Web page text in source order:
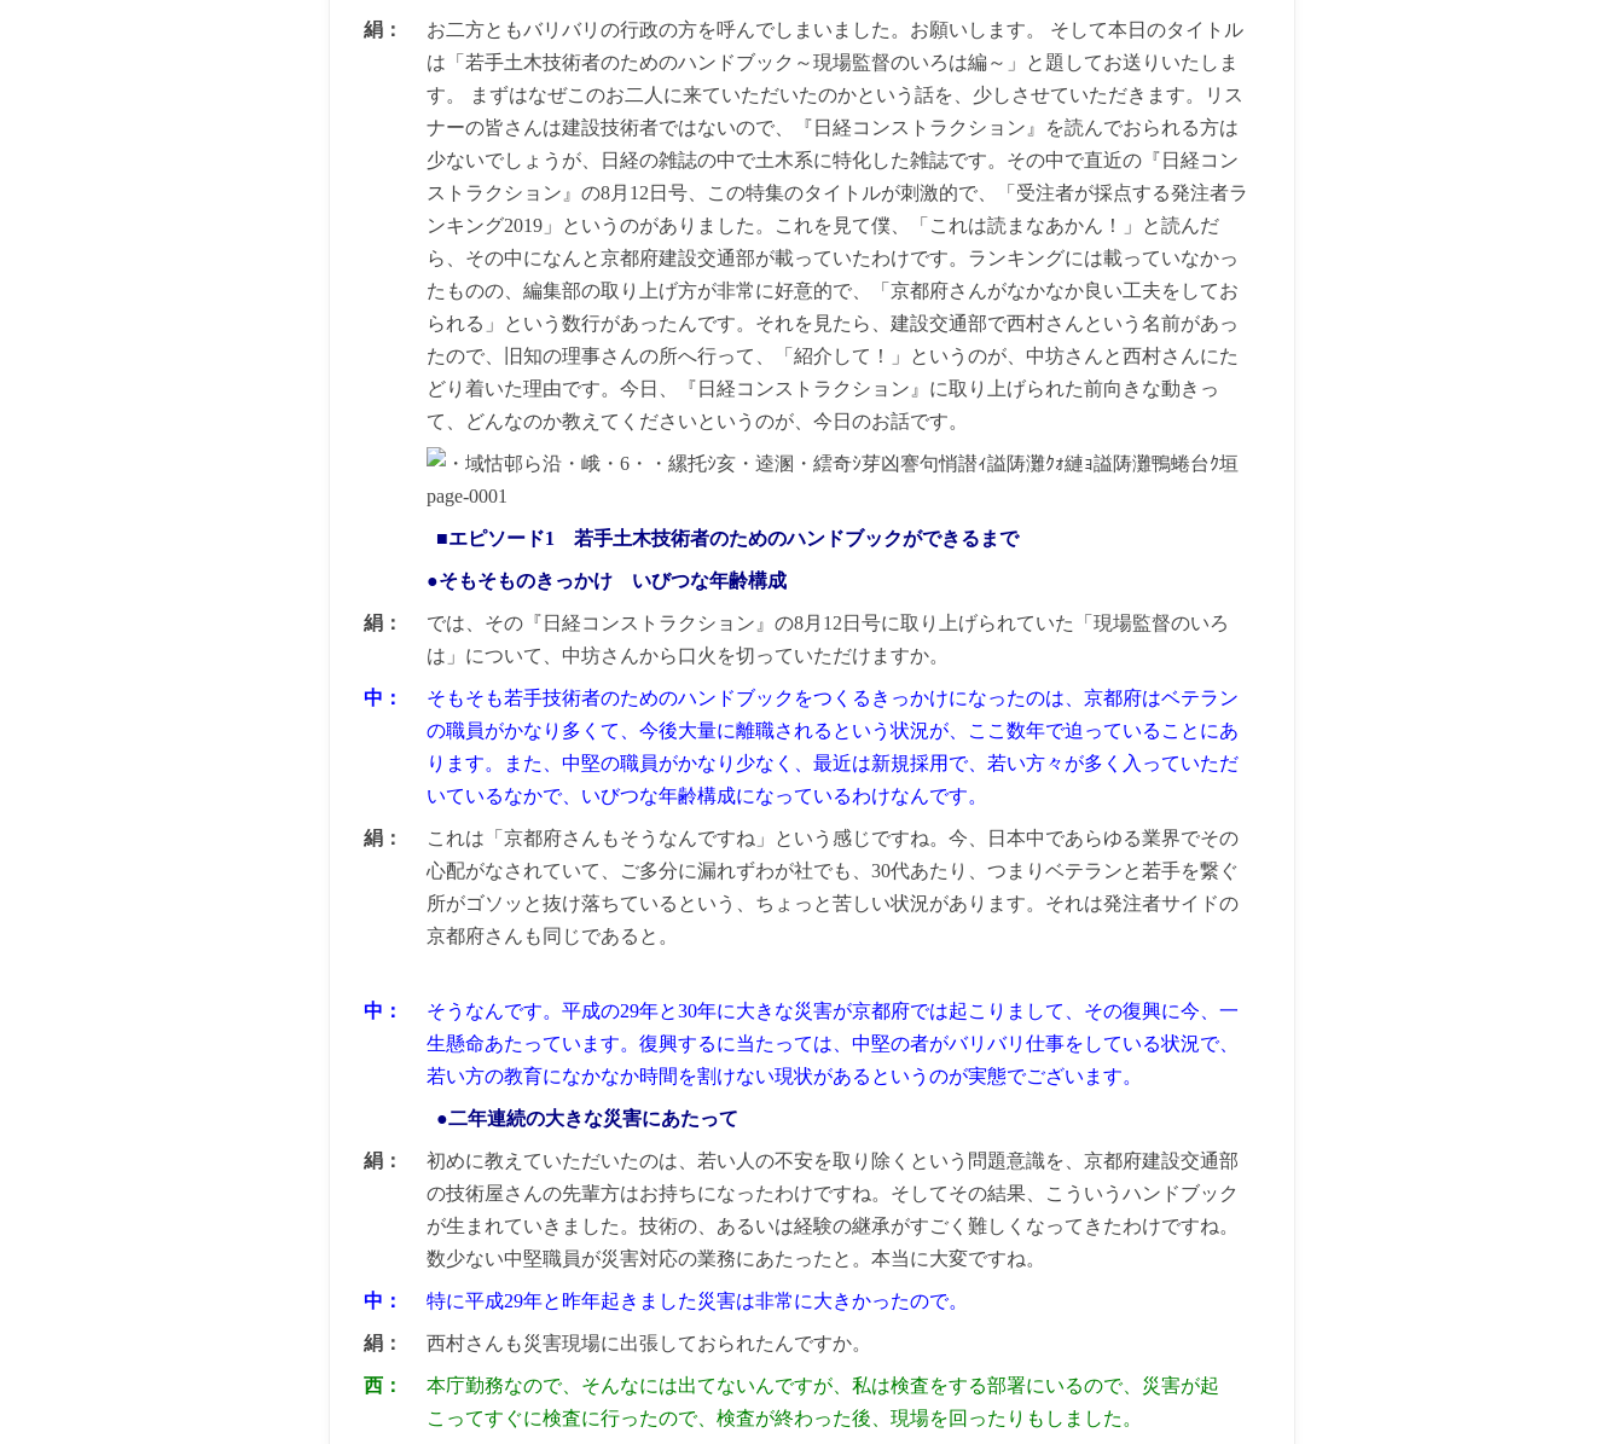
絹：
お二方ともバリバリの行政の方を呼んでしまいました。お願いします。 そして本日のタイトル
は「若手土木技術者のためのハンドブック～現場監督のいろは編～」と題してお送りいたしま
す。 まずはなぜこのお二人に来ていただいたのかという話を、少しさせていただきます。リス
ナーの皆さんは建設技術者ではないので、『日経コンストラクション』を読んでおられる方は
少ないでしょうが、日経の雑誌の中で土木系に特化した雑誌です。その中で直近の『日経コン
ストラクション』の8月12日号、この特集のタイトルが刺激的で、「受注者が採点する発注者ラ
ンキング2019」というのがありました。これを見て僕、「これは読まなあかん！」と読んだ
ら、その中になんと京都府建設交通部が載っていたわけです。ランキングには載っていなかっ
たものの、編集部の取り上げ方が非常に好意的で、「京都府さんがなかなか良い工夫をしてお
られる」という数行があったんです。それを見たら、建設交通部で西村さんという名前があっ
たので、旧知の理事さんの所へ行って、「紹介して！」というのが、中坊さんと西村さんにた
どり着いた理由です。今日、『日経コンストラクション』に取り上げられた前向きな動きっ
て、どんなのか教えてくださいというのが、今日のお話です。
■エピソード1 若手土木技術者のためのハンドブックができるまで
●そもそものきっかけ いびつな年齢構成
絹：
では、その『日経コンストラクション』の8月12日号に取り上げられていた「現場監督のいろ
は」について、中坊さんから口火を切っていただけますか。
中：
そもそも若手技術者のためのハンドブックをつくるきっかけになったのは、京都府はベテラン
の職員がかなり多くて、今後大量に離職されるという状況が、ここ数年で迫っていることにあ
ります。また、中堅の職員がかなり少なく、最近は新規採用で、若い方々が多く入っていただ
いているなかで、いびつな年齢構成になっているわけなんです。
絹：
これは「京都府さんもそうなんですね」という感じですね。今、日本中であらゆる業界でその
心配がなされていて、ご多分に漏れずわが社でも、30代あたり、つまりベテランと若手を繋ぐ
所がゴソッと抜け落ちているという、ちょっと苦しい状況があります。それは発注者サイドの
京都府さんも同じであると。
中：
そうなんです。平成の29年と30年に大きな災害が京都府では起こりまして、その復興に今、一
生懸命あたっています。復興するに当たっては、中堅の者がバリバリ仕事をしている状況で、
若い方の教育になかなか時間を割けない現状があるというのが実態でございます。
●二年連続の大きな災害にあたって
絹：
初めに教えていただいたのは、若い人の不安を取り除くという問題意識を、京都府建設交通部
の技術屋さんの先輩方はお持ちになったわけですね。そしてその結果、こういうハンドブック
が生まれていきました。技術の、あるいは経験の継承がすごく難しくなってきたわけですね。
数少ない中堅職員が災害対応の業務にあたったと。本当に大変ですね。
中： 特に平成29年と昨年起きました災害は非常に大きかったので。
絹： 西村さんも災害現場に出張しておられたんですか。
西：
本庁勤務なので、そんなには出てないんですが、私は検査をする部署にいるので、災害が起
こってすぐに検査に行ったので、検査が終わった後、現場を回ったりもしました。